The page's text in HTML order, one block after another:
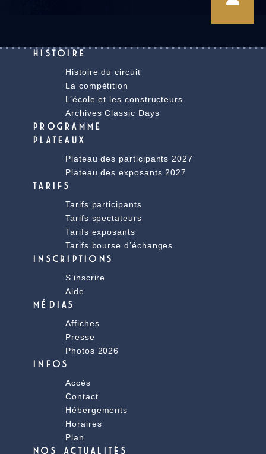
HISTOIRE
Histoire du circuit
La compétition
L’école et les constructeurs
Archives Classic Days
PROGRAMME
PLATEAUX
Plateau des participants 2027
Plateau des exposants 2027
TARIFS
Tarifs participants
Tarifs spectateurs
Tarifs exposants
Tarifs bourse d’échanges
INSCRIPTIONS
S’inscrire
Aide
MÉDIAS
Affiches
Presse
Photos 2026
INFOS
Accès
Contact
Hébergements
Horaires
Plan
NOS ACTUALITÉS